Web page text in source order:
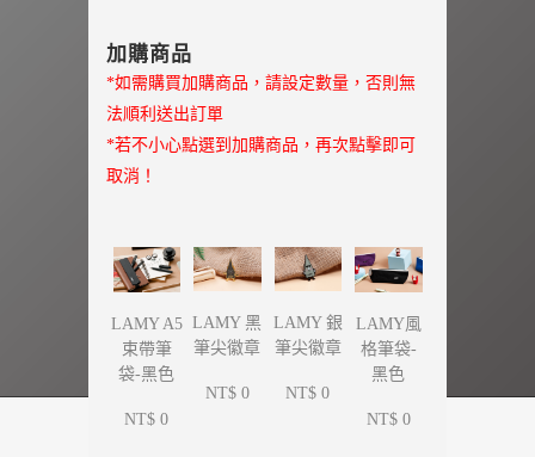
加購商品
*如需購買加購商品，請設定數量，否則無
法順利送出訂單
*若不小心點選到加購商品，再次點擊即可
取消！
LAMY A5
束帶筆
袋-黑色
NT$ 0
LAMY 黑
筆尖徽章
NT$ 0
LAMY 銀
筆尖徽章
NT$ 0
LAMY風
格筆袋-
黑色
NT$ 0